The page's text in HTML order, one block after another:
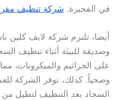
في الفجيرة. شركة تنظيف
أيضا، تلتزم شركة لايف كلين
وصديقة للبيئة أثناء تنظيف
على الجراثيم والميكروبات،
وصحياً. كذلك، توفر الشركة
السجاد بعد التنظيف لتطيل